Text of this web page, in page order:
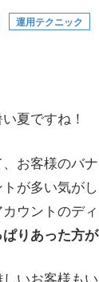
運用テクニック
夏ですね！
お客様のバ
が多い気がし
ウントのデ
ぱりあった方
いお客様も